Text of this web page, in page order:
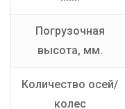
Погрузочная
высота, мм.
Количество осей/
колес